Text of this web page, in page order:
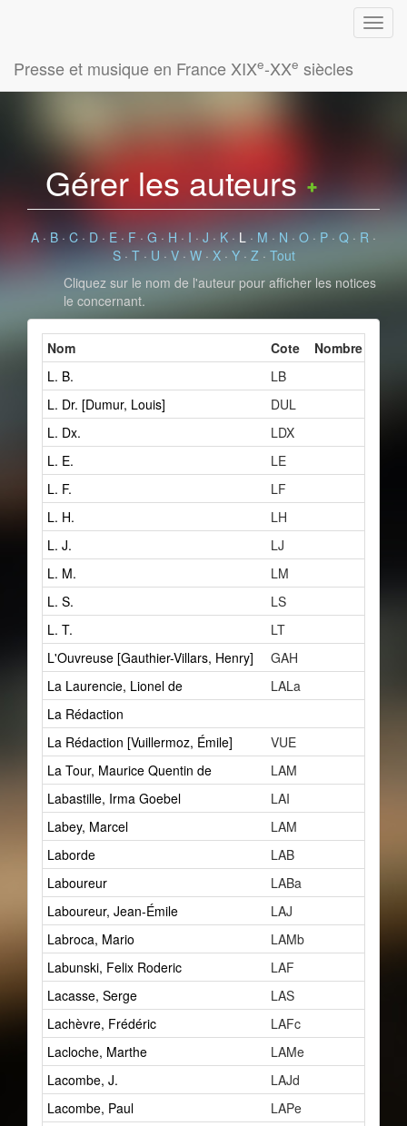
Presse et musique en France XIXe-XXe siècles
Gérer les auteurs
A · B · C · D · E · F · G · H · I · J · K · L · M · N · O · P · Q · R ·
S· T· U · V· W· X· Y· Z · Tout
Cliquez sur le nom de l'auteur pour afficher les notices
le concernant.
Nom Cote
Nombre de
L. B.
LB
L. Dr. [Dumur, Louis]
DUL
L. Dx.
LDX
L. E.
LE
L. F.
LF
L. H.
LH
L. J.
LJ
L. M.
LM
L. S.
LS
L. T.
LT
L'Ouvreuse [Gauthier-Villars, Henry]
GAH
La Laurencie, Lionel de
LALa
La Rédaction
La Rédaction [Vuillermoz, Émile]
VUE
La Tour, Maurice Quentin de
LAM
Labastille, Irma Goebel
LAI
Labey, Marcel
LAM
Laborde
LAB
Laboureur
LABa
Laboureur, Jean-Émile
LAJ
Labroca, Mario
LAMb
Labunski, Felix Roderic
LAF
Lacasse, Serge
LAS
Lachèvre, Frédéric
LAFc
Lacloche, Marthe
LAMe
Lacombe, J.
LAJd
Lacombe, Paul
LAPe